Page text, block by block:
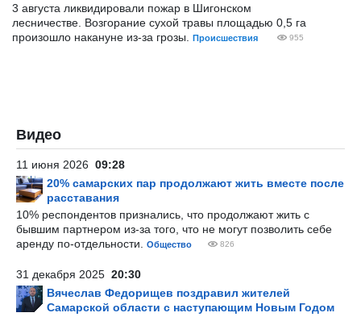
3 августа ликвидировали пожар в Шигонском
лесничестве. Возгорание сухой травы площадью 0,5 га
произошло накануне из-за грозы.
Происшествия 955
Видео
11 июня 2026 09:28
20% самарских пар продолжают жить вместе после
расставания
10% респондентов признались, что продолжают жить с
бывшим партнером из-за того, что не могут позволить себе
аренду по-отдельности.
Общество 826
31 декабря 2025 20:30
Вячеслав Федорищев поздравил жителей
Самарской области с наступающим Новым Годом